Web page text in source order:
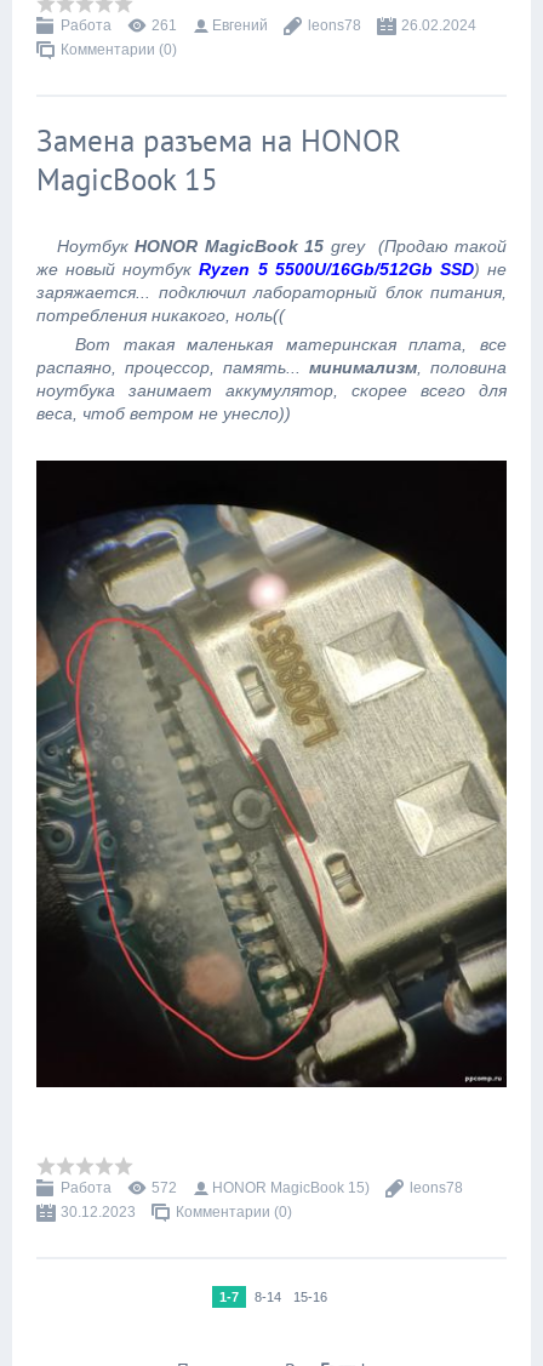
Работа 261 Евгений leons78
26.02.2024
Комментарии (0)
Замена разъема на HONOR
MagicBook 15
Ноутбук HONOR MagicBook 15 grey (Продаю такой
же новый ноутбукRyzen 5 5500U/16Gb/512Gb SSD) не
заряжается... подключил лабораторный блок питания,
потребления никакого, ноль((
Вот такая маленькая материнская плата, все
распаяно, процессор, память... минимализм , половина
ноутбука занимает аккумулятор, скорее всего для
веса, чтоб ветром не унесло))
Работа 572 HONOR MagicBook 15)
leons78
30.12.2023
Комментарии (0)
1-7 8-14 15-16